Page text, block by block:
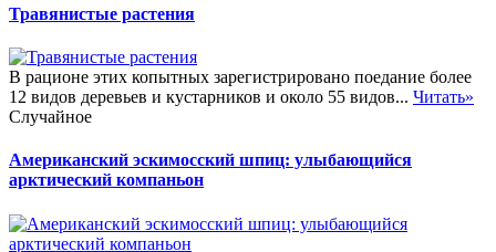
Травянистые растения
В рационе этих копытных зарегистрировано поедание более
12 видов деревьев и кустарников и около 55 видов... Читать»
Случайное
Американский эскимосский шпиц: улыбающийся
арктический компаньон